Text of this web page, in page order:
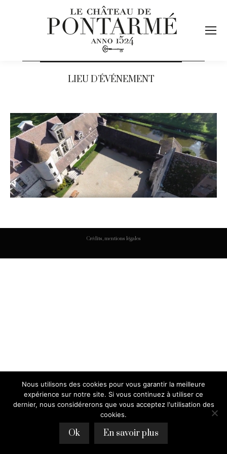
LIEU D’ÉVÉNEMENT
Crédits, mentions légales
Nous utilisons des cookies pour vous garantir la meilleure
expérience sur notre site. Si vous continuez à utiliser ce
dernier, nous considérerons que vous acceptez l'utilisation des
cookies.
Ok En savoir plus